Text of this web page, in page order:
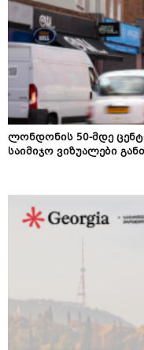
ლონდონის 50-მდე
საიმიჯო ვიზუალები